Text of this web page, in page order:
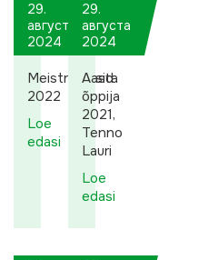
29.
августа
2024
Meistriklassid
2022
Loe
edasi
29.
августа
2024
Aasta
õppija
2021,
Tenno
Lauri
Loe
edasi